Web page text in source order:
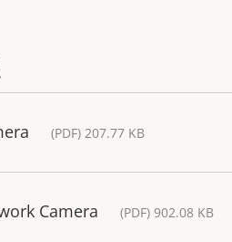
(PDF) 207.77 KB
Camera (PDF) 902.08 KB